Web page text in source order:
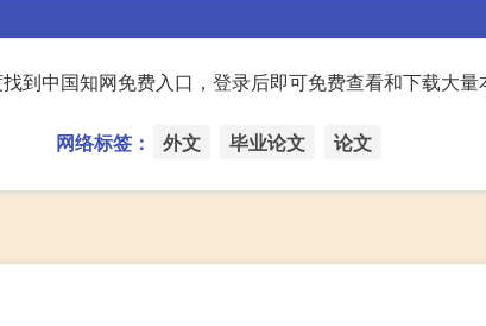
到中国知网免费入口，登录后即可免费查看和下载大量
网络标签： 外文 毕业论文 论文